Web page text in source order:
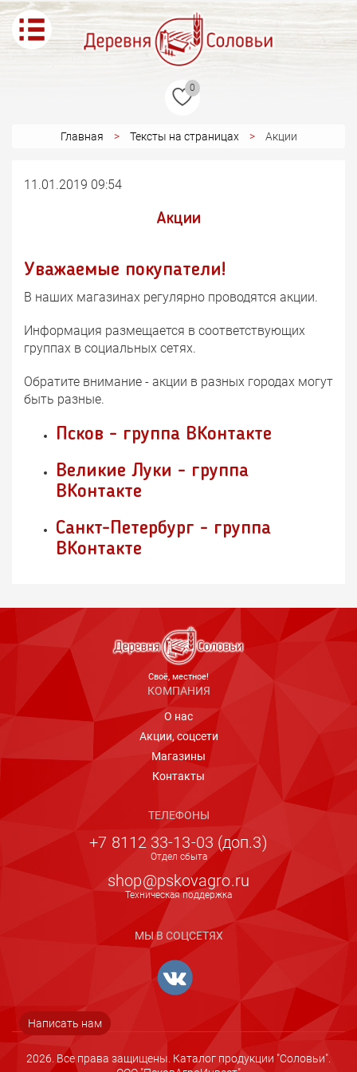
0
Главная Тексты на страницах Акции
11.01.2019 09:54
Акции
Уважаемые покупатели!
В наших магазинах регулярно проводятся акции.
Информация размещается в соответствующих
группах в социальных сетях.
Обратите внимание - акции в разных городах могут
быть разные.
Псков - группа ВКонтакте
Великие Луки - группа
ВКонтакте
Санкт-Петербург - группа
ВКонтакте
Cвоё, местное!
КОМПАНИЯ
О нас
Акции, соцсети
Магазины
Контакты
ТЕЛЕФОНЫ
+7 8112 33-13-03 (доп.3)
Отдел сбыта
shop@pskovagro.ru
Техническая поддержка
МЫ В СОЦСЕТЯХ
Написать нам
2026. Все права защищены. Каталог продукции "Соловьи".